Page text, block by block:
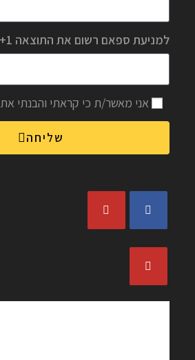
למניעת ספאם רשום את התוצאה 1+1
אני מאשר/ת כי קראתי והבנתי את
שליחה